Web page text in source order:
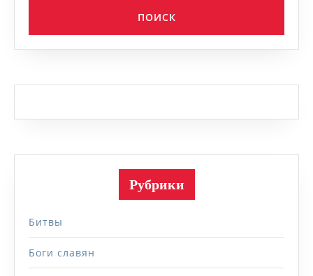
Рубрики
Битвы
Боги славян